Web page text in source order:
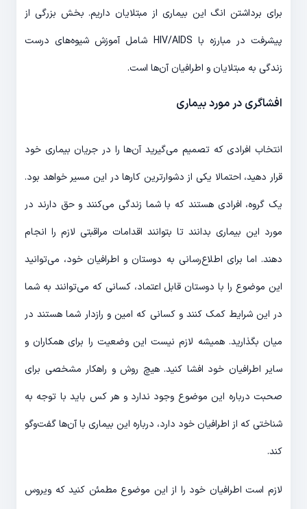
برای برداشتن انگ این بیماری از مبتلایان داریم. بخش بزرگی از
پیشرفت در مبارزه با HIV/AIDS شامل آموزش شیوه‌های درست
زندگی به مبتلایان و اطرافیان آن‌ها است.
افشاگری در مورد بیماری
انتخاب افرادی که تصمیم می‌گیرید آن‌ها را در جریان بیماری خود
قرار دهید، احتمالا یکی از دشوارترین کارها در این مسیر خواهد بود.
یک گروه، افرادی هستند که با شما زندگی می‌کنند و حق دارند در
مورد این بیماری بدانند تا بتوانند اقدامات مراقبتی لازم را انجام
دهند. اما برای اطلاع‌رسانی به دوستان و اطرافیان خود، می‌توانید
این موضوع را با دوستان قابل اعتماد، کسانی که می‌توانند به شما
در این شرایط کمک کنند و کسانی که امین و رازدار شما هستند در
میان بگذارید. همیشه لازم نیست این وضعیت را برای همکاران و
سایر اطرافیان خود افشا کنید. هیچ روش و راهکار مشخصی برای
صحبت درباره این موضوع وجود ندارد و هر کس باید با توجه به
شناختی که از اطرافیان خود دارد، درباره این بیماری با آن‌ها گفت‌و‌گو
کند.
لازم است اطرافیان خود را از این موضوع مطمئن کنید که ویروس